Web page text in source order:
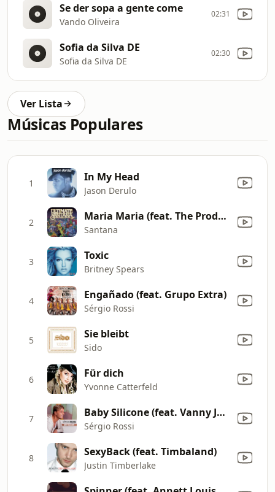
Se der sopa a gente come
Vando Oliveira
02:31
Sofia da Silva DE
Sofia da Silva DE
02:30
Ver Lista
Músicas Populares
1 In My Head
Jason Derulo
2 Maria Maria (feat. The Product G&B) [Radio Mix]
Santana
3 Toxic
Britney Spears
4 Engañado (feat. Grupo Extra)
Sérgio Rossi
5 Sie bleibt
Sido
6 Für dich
Yvonne Catterfeld
7 Baby Silicone (feat. Vanny Jordan)
Sérgio Rossi
8 SexyBack (feat. Timbaland)
Justin Timberlake